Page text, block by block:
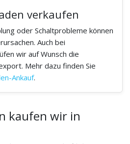
verkaufen
oder Schaltprobleme können
Auch bei
wir auf Wunsch die
Mehr dazu finden Sie
Ankauf.
kaufen wir in